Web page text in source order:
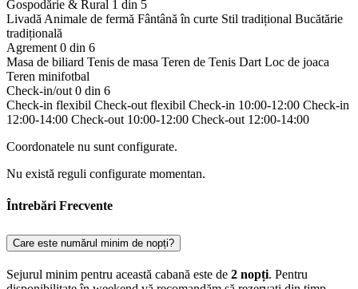
Gospodărie & Rural 1 din 5
Livadă Animale de fermă Fântână în curte Stil tradițional Bucătărie
tradițională
Agrement 0 din 6
Masa de biliard Tenis de masa Teren de Tenis Dart Loc de joaca
Teren minifotbal
Check-in/out 0 din 6
Check-in flexibil Check-out flexibil Check-in 10:00-12:00 Check-in
12:00-14:00 Check-out 10:00-12:00 Check-out 12:00-14:00
Coordonatele nu sunt configurate.
Nu există reguli configurate momentan.
Întrebări Frecvente
Care este numărul minim de nopți?
Sejurul minim pentru această cabană este de 2 nopți. Pentru